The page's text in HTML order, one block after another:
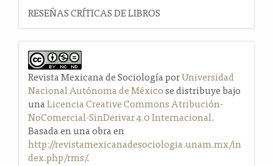
RESEÑAS CRÍTICAS DE LIBROS
Revista Mexicana de Sociología porUniversidad
Nacional Autónoma de Méxicose distribuye bajo
unaLicencia Creative Commons Atribución-
NoComercial-SinDerivar 4.0 Internacional.
Basada en una obra en
http://revistamexicanadesociologia.unam.mx/in
dex.php/rms/.